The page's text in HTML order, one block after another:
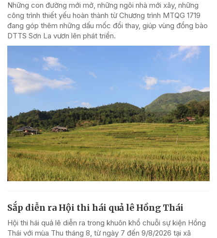
Những con đường mới mở, những ngôi nhà mới xây, những
công trình thiết yếu hoàn thành từ Chương trình MTQG 1719
đang góp thêm những dấu mốc đổi thay, giúp vùng đồng bào
DTTS Sơn La vươn lên phát triển.
Sắp diễn ra Hội thi hái quả lê Hồng Thái
Hội thi hái quả lê diễn ra trong khuôn khổ chuỗi sự kiện Hồng
Thái với mùa Thu tháng 8, từ ngày 7 đến 9/8/2026 tại xã